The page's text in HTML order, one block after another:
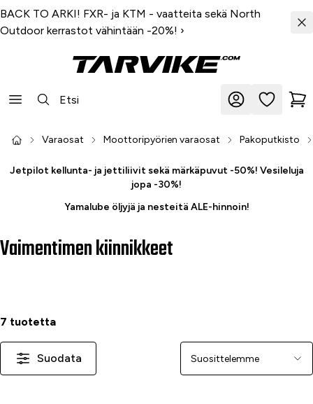
BACK TO ARKI! FXR- ja KTM - vaatteita sekä North
Outdoor kerrastot vähintään -20%! ›
Varaosat Moottoripyörien varaosat Pakoputkisto
Jetpilot kellunta- ja jettiliivit sekä märkäpuvut -50%! Vesileluja
jopa -30%!
Yamalube öljyjä ja nesteitä ALE-hinnoin!
Vaimentimen kiinnikkeet
7 tuotetta
Suodata Järjestä